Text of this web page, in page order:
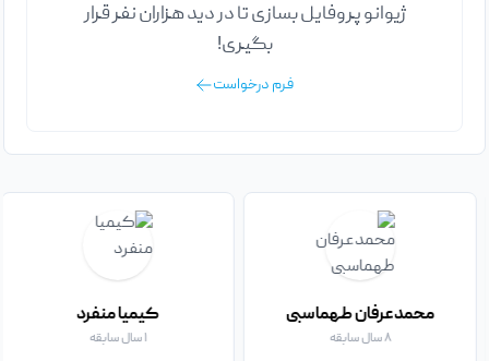
ژیوانو پروفایل بسازی تا در دید هزاران نفر قرار
بگیری!
فرم درخواست
محمدعرفان طهماسبی
۸ سال سابقه
کیمیا منفرد
۱ سال سابقه